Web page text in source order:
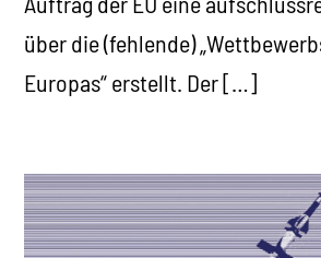
über die (fehlende)
Europas“ erstellt. Der […]